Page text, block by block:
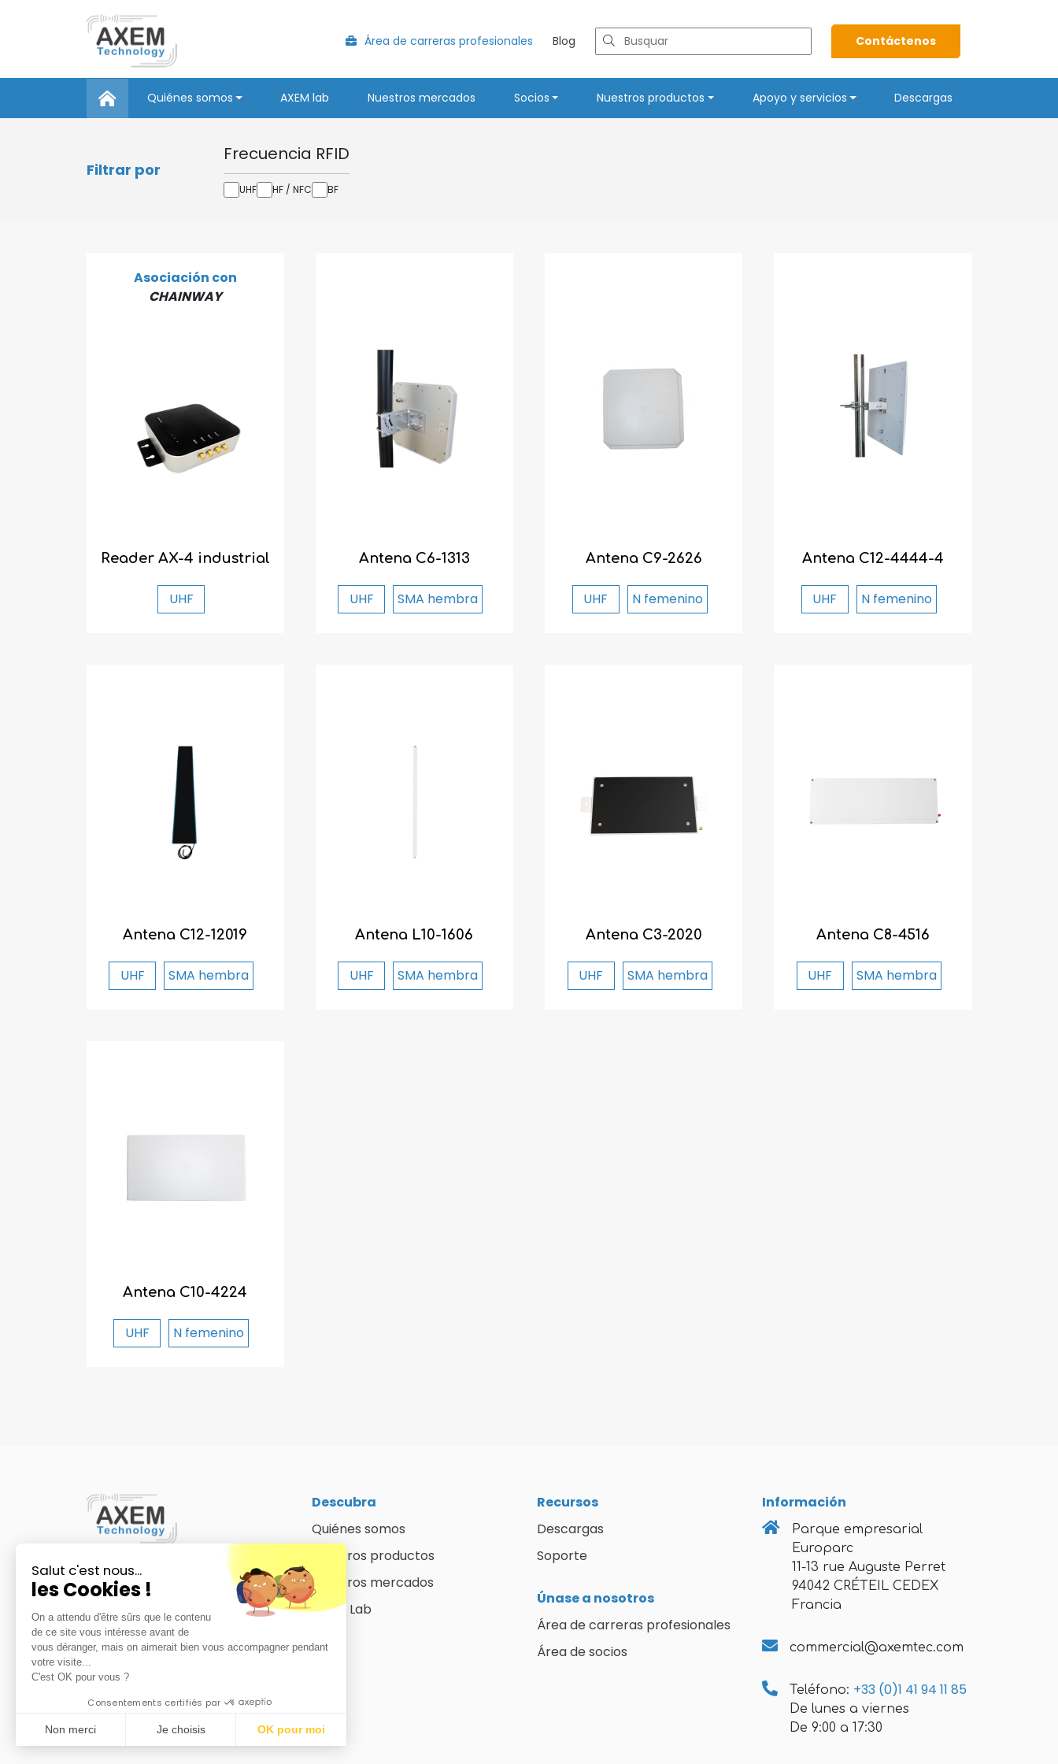
Área de carreras profesionales Blog Contáctenos
Quiénes somos AXEM lab Nuestros mercados Socios Nuestros productos Apoyo y servicios Descargas
nuevos lectores AX'Up están listos para transformar
su vida laboral diaria. ¡Explore la gama ahora!
Filtrar por
Frecuencia RFID
UHF HF / NFC BF
Asociación con
CHAINWAY
Reader AX-4 industrial
UHF
Antena C6-1313
UHF SMA hembra
Antena C9-2626
UHF N femenino
Antena C12-4444-4
UHF N femenino
Antena C12-12019
UHF SMA hembra
Antena L10-1606
UHF SMA hembra
Antena C3-2020
UHF SMA hembra
Antena C8-4516
UHF SMA hembra
Antena C10-4224
UHF N femenino
Descubra
Quiénes somos
Nuestros productos
Nuestros mercados
AXEM Lab
Recursos
Descargas
Soporte
Únase a nosotros
Área de carreras profesionales
Área de socios
Información
Parque empresarial
Europarc
11-13 rue Auguste Perret
94042 CRÉTEIL CEDEX
Francia
commercial@axemtec.com
Teléfono: +33 (0)1 41 94 11 85
De lunes a viernes
De 9:00 a 17:30
Salut c'est nous...
les Cookies !
On a attendu d'être sûrs que le contenu
de ce site vous intéresse avant de
vous déranger, mais on aimerait bien vous accompagner pendant
votre visite...
C'est OK pour vous ?
Consentements certifiés par
Non merci Je choisis OK pour moi